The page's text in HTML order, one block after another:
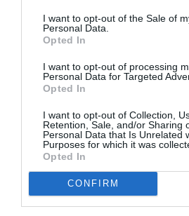
I want to opt-out of the Sale of
Personal Data.
Opted In
I want to opt-out of processing
Personal Data for Targeted
Opted In
I want to opt-out of Collection,
Retention, Sale, and/or Sharing
Personal Data that Is Unrelated
Purposes for which it was
Opted In
CONFIRM
Grèves permanentes de la
Le permanent, c’est combien
en 2022 jusqu’à aujourd’hui?